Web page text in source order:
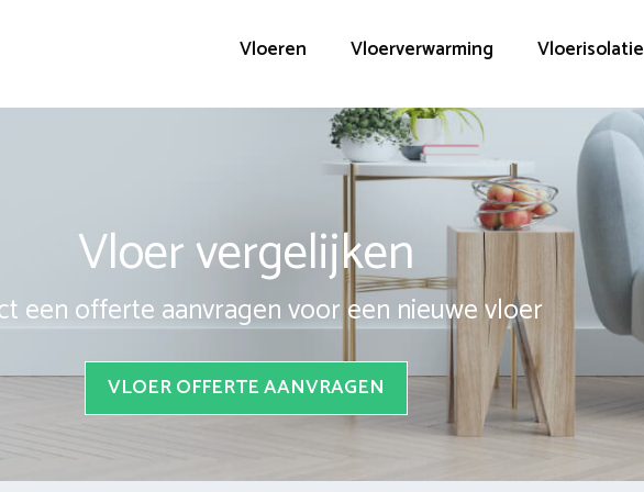
Vloeren Vloerverwarming Vloerisolatie
Vloer vergelijken
een offerte aanvragen voor een nieuwe vloer
VLOER OFFERTE AANVRAGEN